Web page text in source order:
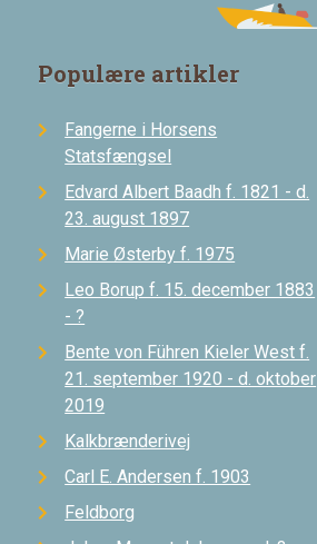
Populære artikler
Fangerne i Horsens
Statsfængsel
Edvard Albert Baadh f. 1821 - d.
23. august 1897
Marie Østerby f. 1975
Leo Borup f. 15. december 1883
- ?
Bente von Führen Kieler West f.
21. september 1920 - d. oktober
2019
Kalkbrænderivej
Carl E. Andersen f. 1903
Feldborg